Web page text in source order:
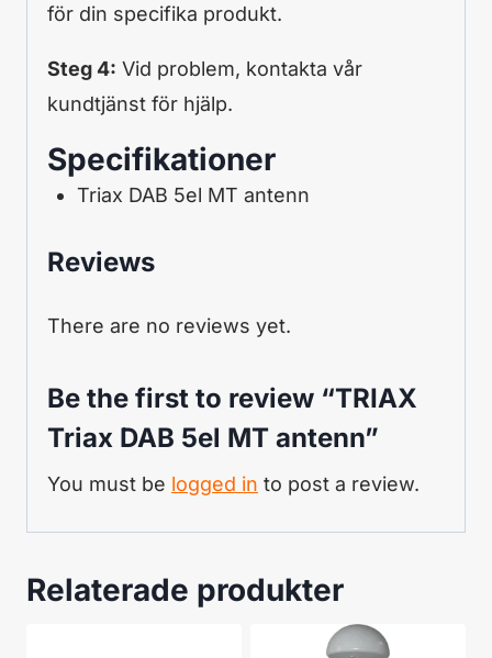
för din specifika produkt.
Steg 4: Vid problem, kontakta vår
kundtjänst för hjälp.
Specifikationer
Triax DAB 5el MT antenn
Reviews
There are no reviews yet.
Be the first to review “TRIAX
Triax DAB 5el MT antenn”
You must be logged in to post a review.
Relaterade produkter